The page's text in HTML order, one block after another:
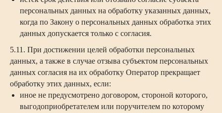
персональных данных на обработку указанных данных,
когда по Закону о персональных данных обработка этих
данных допускается только с согласия.
5.11. При достижении целей обработки персональных
данных, а также в случае отзыва субъектом персональных
данных согласия на их обработку Оператор прекращает
обработку этих данных, если:
иное не предусмотрено договором, стороной которого,
выгодоприобретателем или поручителем по которому